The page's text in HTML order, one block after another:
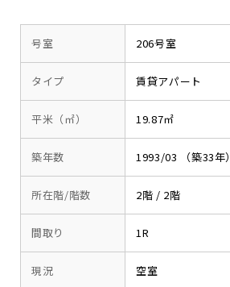
号室 206号室
タイプ 賃貸アパート
平米（㎡） 19.87㎡
築年数 1993/03 （築33年）
所在階/階数 2階 / 2階
間取り 1R
現況 空室